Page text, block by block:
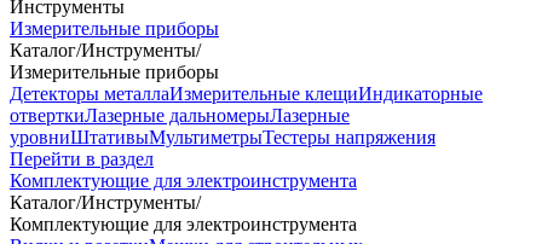
Инструменты
Измерительные приборы
Каталог/Инструменты/
Измерительные приборы
Детекторы металлаИзмерительные клещиИндикаторные
отверткиЛазерные дальномерыЛазерные
уровниШтативыМультиметрыТестеры напряжения
Перейти в раздел
Комплектующие для электроинструмента
Каталог/Инструменты/
Комплектующие для электроинструмента